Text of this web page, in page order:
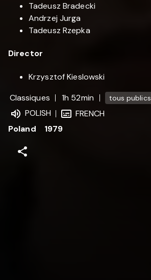
Tadeusz Bradecki
Andrzej Jurga
Tadeusz Rzepka
Director
Krzysztof Kieslowski
Classiques
1h 52min tous publics
POLISH
FRENCH
Poland
1979